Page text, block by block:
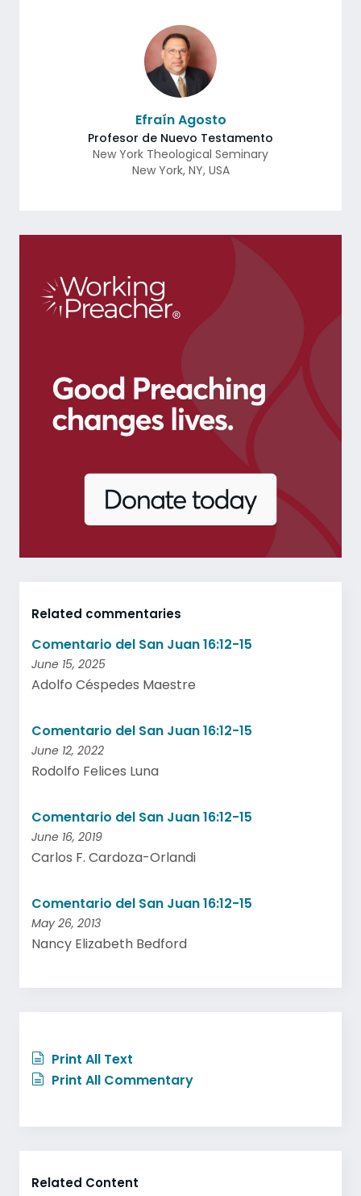
Efraín Agosto
Profesor de Nuevo Testamento
New York Theological Seminary
New York, NY, USA
Related commentaries
Comentario del San Juan 16:12-15
June 15, 2025
Adolfo Céspedes Maestre
Comentario del San Juan 16:12-15
June 12, 2022
Rodolfo Felices Luna
Comentario del San Juan 16:12-15
June 16, 2019
Carlos F. Cardoza-Orlandi
Comentario del San Juan 16:12-15
May 26, 2013
Nancy Elizabeth Bedford
Print All Text
Print All Commentary
Related Content